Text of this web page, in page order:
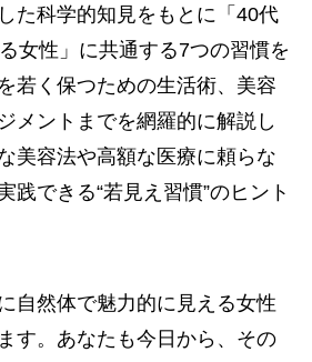
た科学的知見をもとに「40代
女性」に共通する7つの習慣を
若く保つための生活術、美容
メントまでを網羅的に解説し
美容法や高額な医療に頼らな
践できる“若見え習慣”のヒント
自然体で魅力的に見える女性
す。あなたも今日から、その